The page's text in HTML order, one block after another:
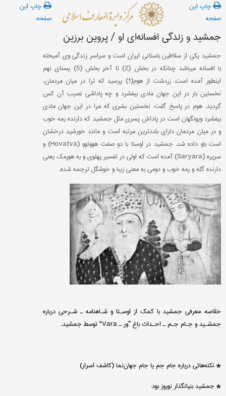
چاپ این
صفحه
چاپ این
صفحه
جمشید و زندگی افسانه‌ای او / پروین برزین
جمشید یكی از سلاطین باستانی ایران است و سراسر زندگی وی آمیخته
با افسانه میباشد چنانكه در بخش (2) تا آخر بخش (5) یسنای نهم
اینطور آمده است. زردشت از هوم(1) پرسید كه ترا در میان مردمان،
نخستین بار در این جهان مادی بیفشرد و چه پاداشی نصیب آن كس
گردید. هوم در پاسخ گفت: نخستین بشری كه مرا در این جهان مادی
بیفشرد ویونگهان است در پاداش پسری مثل جمشید كه دارنده رمه خوب
و در میان مردمان دارای بلندترین مرتبه است و مانند خورشید درخشان
است باو داده شد. جمشید در اوستا با دو صفت هووتوو (Hovatva) و
سریره (Saryara) آمده است كه اولی در تفسیر پهلوی و به هورمك یعنی
دارنده گله و رمه خوب و دومی به معنی زیبا و خوشگل ترجمه شده.
خلاصه: معرفی جمشید با كمك از اوسـتا و شـاهنامه ـ شـرحی درباره
جمشـید و جـام جـم ـ احـداث باغ ”ور ـVara“ توسط جمشید.
* نكته‌هائی درباره جام جم یا جام جهان‌نما (كاشف اسرار)
* جمشید بنیانگذار نوروز بود: